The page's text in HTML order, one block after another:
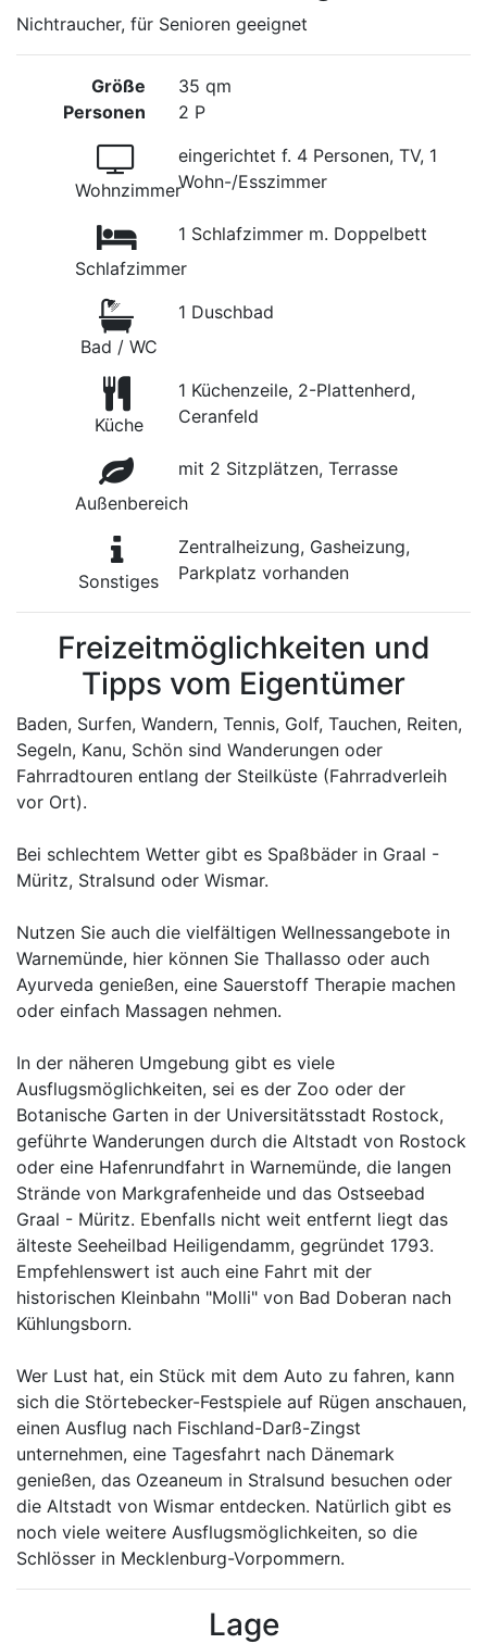
Nichtraucher, für Senioren geeignet
Größe
Personen
35 qm
2 P
Wohnzimmer
eingerichtet f. 4 Personen, TV, 1
Wohn-/Esszimmer
Schlafzimmer
1 Schlafzimmer m. Doppelbett
Bad / WC
1 Duschbad
Küche
1 Küchenzeile, 2-Plattenherd,
Ceranfeld
Außenbereich
mit 2 Sitzplätzen, Terrasse
Sonstiges
Zentralheizung, Gasheizung,
Parkplatz vorhanden
Freizeitmöglichkeiten und
Tipps vom Eigentümer
Baden, Surfen, Wandern, Tennis, Golf, Tauchen, Reiten,
Segeln, Kanu, Schön sind Wanderungen oder
Fahrradtouren entlang der Steilküste (Fahrradverleih
vor Ort).
Bei schlechtem Wetter gibt es Spaßbäder in Graal -
Müritz, Stralsund oder Wismar.
Nutzen Sie auch die vielfältigen Wellnessangebote in
Warnemünde, hier können Sie Thallasso oder auch
Ayurveda genießen, eine Sauerstoff Therapie machen
oder einfach Massagen nehmen.
In der näheren Umgebung gibt es viele
Ausflugsmöglichkeiten, sei es der Zoo oder der
Botanische Garten in der Universitätsstadt Rostock,
geführte Wanderungen durch die Altstadt von Rostock
oder eine Hafenrundfahrt in Warnemünde, die langen
Strände von Markgrafenheide und das Ostseebad
Graal - Müritz. Ebenfalls nicht weit entfernt liegt das
älteste Seeheilbad Heiligendamm, gegründet 1793.
Empfehlenswert ist auch eine Fahrt mit der
historischen Kleinbahn "Molli" von Bad Doberan nach
Kühlungsborn.
Wer Lust hat, ein Stück mit dem Auto zu fahren, kann
sich die Störtebecker-Festspiele auf Rügen anschauen,
einen Ausflug nach Fischland-Darß-Zingst
unternehmen, eine Tagesfahrt nach Dänemark
genießen, das Ozeaneum in Stralsund besuchen oder
die Altstadt von Wismar entdecken. Natürlich gibt es
noch viele weitere Ausflugsmöglichkeiten, so die
Schlösser in Mecklenburg-Vorpommern.
Lage